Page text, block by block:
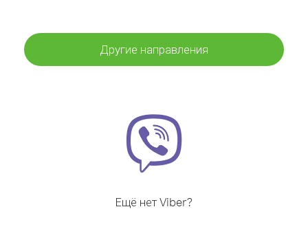
Другие направления
Ещё нет Viber?